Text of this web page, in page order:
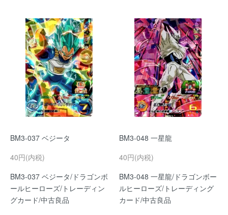
BM3-037 ベジータ
40円(内税)
BM3-037 ベジータ/ドラゴンボ
ールヒーローズ/トレーディン
グカード/中古良品
BM3-048 一星龍
40円(内税)
BM3-048 一星龍/ドラゴンボー
ルヒーローズ/トレーディング
カード/中古良品